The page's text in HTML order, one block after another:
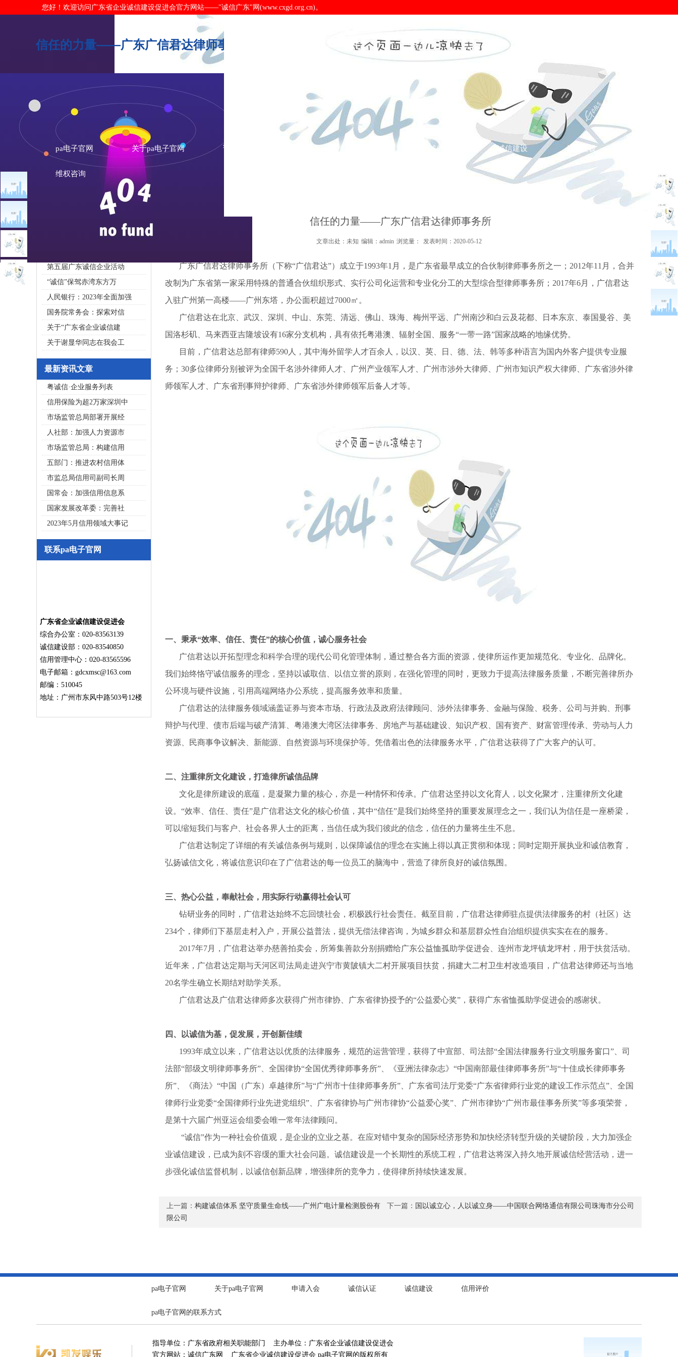
您好！欢迎访问广东省企业诚信建设促进会官方网站——"诚信广东"网(www.cxgd.org.cn)。
信任的力量——广东广信君达律师事务所-pa电子官网
pa电子官网 关于pa电子官网 诚信广东 诚信认证 诚信建设 信用建设
维权咨询
广州市发展改革委关于做
重大突发公共卫生事件一
2020广东省守合同重信用企
第五届广东诚信企业活动
“诚信”保驾赤湾东方万
人民银行：2023年全面加强
国务院常务会：探索对信
关于“广东省企业诚信建
关于谢显华同志在我会工
最新资讯文章
粤诚信·企业服务列表
信用保险为超2万家深圳中
市场监管总局部署开展经
人社部：加强人力资源市
市场监管总局：构建信用
五部门：推进农村信用体
市监总局信用司副司长周
国常会：加强信用信息系
国家发展改革委：完善社
2023年5月信用领域大事记
联系pa电子官网
广东省企业诚信建设促进会
综合办公室：020-83563139
诚信建设部：020-83540850
信用管理中心：020-83565596
电子邮箱： gdcxmsc@163.com
邮编：510045
地址：广州市东风中路503号12楼
您的位置： >诚信认证 广东典范
信任的力量——广东广信君达律师事务所
文章出处：未知 编辑：admin 浏览量： 发表时间：2020-05-12
广东广信君达律师事务所（下称“广信君达”）成立于1993年1月，是广东省最早成立的合伙制律师事务所之一；2012年11月，合并
改制为广东省第一家采用特殊的普通合伙组织形式、实行公司化运营和专业化分工的大型综合型律师事务所；2017年6月，广信君达
入驻广州第一高楼——广州东塔，办公面积超过7000㎡。
广信君达在北京、武汉、深圳、中山、东莞、清远、佛山、珠海、梅州平远、广州南沙和白云及花都、日本东京、泰国曼谷、美
国洛杉矶、马来西亚吉隆坡设有16家分支机构，具有依托粤港澳、辐射全国、服务“一带一路”国家战略的地缘优势。
目前，广信君达总部有律师590人，其中海外留学人才百余人，以汉、英、日、德、法、韩等多种语言为国内外客户提供专业服
务；30多位律师分别被评为全国千名涉外律师人才、广州产业领军人才、广州市涉外大律师、广州市知识产权大律师、广东省涉外律
师领军人才、广东省刑事辩护律师、广东省涉外律师领军后备人才等。
一、秉承“效率、信任、责任”的核心价值，诚心服务社会
广信君达以开拓型理念和科学合理的现代公司化管理体制，通过整合各方面的资源，使律所运作更加规范化、专业化、品牌化。
我们始终恪守诚信服务的理念，坚持以诚取信、以信立誉的原则，在强化管理的同时，更致力于提高法律服务质量，不断完善律所办
公环境与硬件设施，引用高端网络办公系统，提高服务效率和质量。
广信君达的法律服务领域涵盖证券与资本市场、行政法及政府法律顾问、涉外法律事务、金融与保险、税务、公司与并购、刑事
辩护与代理、债市后端与破产清算、粤港澳大湾区法律事务、房地产与基础建设、知识产权、国有资产、财富管理传承、劳动与人力
资源、民商事争议解决、新能源、自然资源与环境保护等。凭借着出色的法律服务水平，广信君达获得了广大客户的认可。
二、注重律所文化建设，打造律所诚信品牌
文化是律所建设的底蕴，是凝聚力量的核心，亦是一种情怀和传承。广信君达坚持以文化育人，以文化聚才，注重律所文化建
设。“效率、信任、责任”是广信君达文化的核心价值，其中“信任”是我们始终坚持的重要发展理念之一，我们认为信任是一座桥梁，
可以缩短我们与客户、社会各界人士的距离，当信任成为我们彼此的信念，信任的力量将生生不息。
广信君达制定了详细的有关诚信条例与规则，以保障诚信的理念在实施上得以真正贯彻和体现；同时定期开展执业和诚信教育，
弘扬诚信文化，将诚信意识印在了广信君达的每一位员工的脑海中，营造了律所良好的诚信氛围。
三、热心公益，奉献社会，用实际行动赢得社会认可
钻研业务的同时，广信君达始终不忘回馈社会，积极践行社会责任。截至目前，广信君达律师驻点提供法律服务的村（社区）达
234个，律师们下基层走村入户，开展公益普法，提供无偿法律咨询，为城乡群众和基层群众性自治组织提供实实在在的服务。
2017年7月，广信君达举办慈善拍卖会，所筹集善款分别捐赠给广东公益恤孤助学促进会、连州市龙坪镇龙坪村，用于扶贫活动。
近年来，广信君达定期与天河区司法局走进兴宁市黄陂镇大二村开展项目扶贫，捐建大二村卫生村改造项目，广信君达律师还与当地
20名学生确立长期结对助学关系。
广信君达及广信君达律师多次获得广州市律协、广东省律协授予的“公益爱心奖”，获得广东省恤孤助学促进会的感谢状。
四、以诚信为基，促发展，开创新佳绩
1993年成立以来，广信君达以优质的法律服务，规范的运营管理，获得了中宣部、司法部“全国法律服务行业文明服务窗口”、司
法部“部级文明律师事务所”、全国律协“全国优秀律师事务所”、《亚洲法律杂志》“中国南部最佳律师事务所”与“十佳成长律师事务
所”、《商法》“中国（广东）卓越律所”与“广州市十佳律师事务所”、广东省司法厅党委“广东省律师行业党的建设工作示范点”、全国
律师行业党委“全国律师行业先进党组织”、广东省律协与广州市律协“公益爱心奖”、广州市律协“广州市最佳事务所奖”等多项荣誉，
是第十六届广州亚运会组委会唯一常年法律顾问。
“诚信”作为一种社会价值观，是企业的立业之基。在应对错中复杂的国际经济形势和加快经济转型升级的关键阶段，大力加强企
业诚信建设，已成为刻不容缓的重大社会问题。诚信建设是一个长期性的系统工程，广信君达将深入持久地开展诚信经营活动，进一
步强化诚信监督机制，以诚信创新品牌，增强律所的竞争力，使得律所持续快速发展。
下一篇： 国以诚立心，人以诚立身——中国联合网络通信有限公司珠海市分公司
上一篇： 构建诚信体系 坚守质量生命线——广州广电计量检测股份有
限公司
pa电子官网 关于pa电子官网 申请入会 诚信认证 诚信建设 信用评价
pa电子官网的联系方式
指导单位：广东省政府相关职能部门 主办单位：广东省企业诚信建设促进会
官方网站：诚信广东网 广东省企业诚信建设促进会 pa电子官网的版权所有